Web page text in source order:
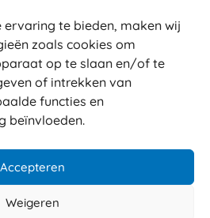
te bieden, maken wij
zoals cookies om
op te slaan en/of te
of intrekken van
functies en
beïnvloeden.
Accepteren
Weigeren